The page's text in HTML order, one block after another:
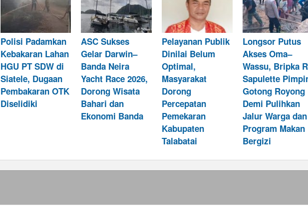
Polisi Padamkan
Kebakaran Lahan
HGU PT SDW di
Siatele, Dugaan
Pembakaran OTK
Diselidiki
ASC Sukses
Gelar Darwin–
Banda Neira
Yacht Race 2026,
Dorong Wisata
Bahari dan
Ekonomi Banda
Pelayanan Publik
Dinilai Belum
Optimal,
Masyarakat
Dorong
Percepatan
Pemekaran
Kabupaten
Talabatai
Longsor Putus
Akses Oma–
Wassu, Bripka
Sapulette
Gotong Royong
Demi Pulihkan
Jalur Warga dan
Program Makan
Bergizi